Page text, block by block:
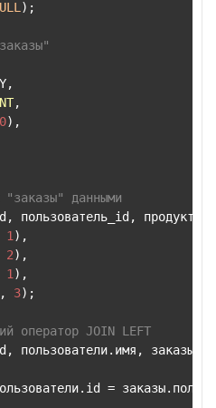
);
,
),
данными
пользователь_id, продукт,
1 ),
2),
1 ),
, 3);
оператор JOIN LEFT
=